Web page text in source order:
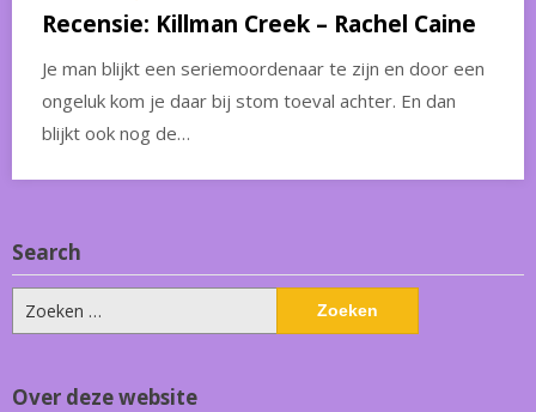
Recensie: Killman Creek – Rachel Caine
Je man blijkt een seriemoordenaar te zijn en door een
ongeluk kom je daar bij stom toeval achter. En dan
blijkt ook nog de…
Search
naar:
Over deze website